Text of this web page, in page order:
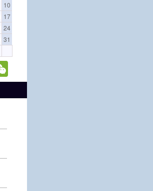
10
17
24
31
C
a